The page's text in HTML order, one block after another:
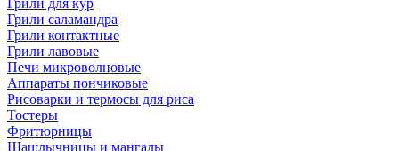
Грили для кур
Грили саламандра
Грили контактные
Грили лавовые
Печи микроволновые
Аппараты пончиковые
Рисоварки и термосы для риса
Тостеры
Фритюрницы
Шашлычницы и мангалы